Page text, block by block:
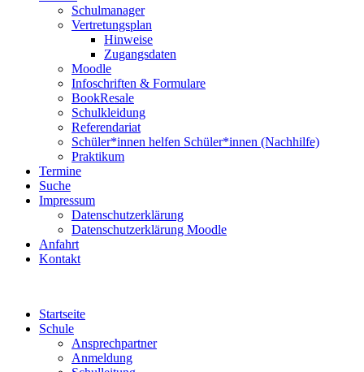
Schulmanager
Vertretungsplan
Hinweise
Zugangsdaten
Moodle
Infoschriften & Formulare
BookResale
Schulkleidung
Referendariat
Schüler*innen helfen Schüler*innen (Nachhilfe)
Praktikum
Termine
Suche
Impressum
Datenschutzerklärung
Datenschutzerklärung Moodle
Anfahrt
Kontakt
Startseite
Schule
Ansprechpartner
Anmeldung